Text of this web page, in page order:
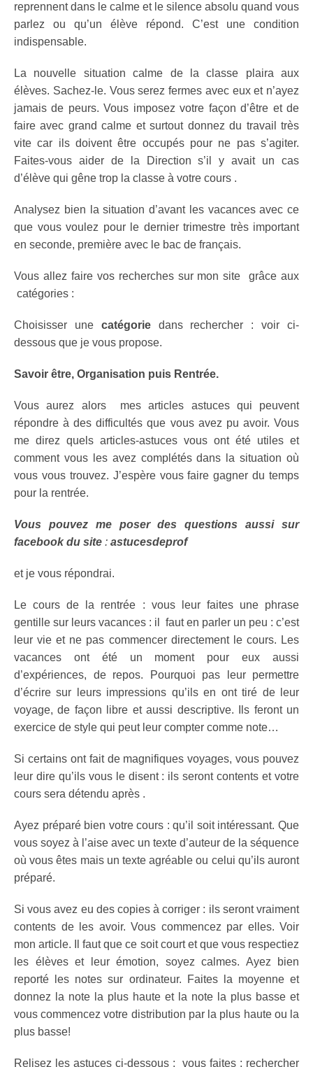
reprennent dans le calme et le silence absolu quand vous
parlez ou qu’un élève répond. C’est une condition
indispensable.
La nouvelle situation calme de la classe plaira aux
élèves. Sachez-le. Vous serez fermes avec eux et n’ayez
jamais de peurs. Vous imposez votre façon d’être et de
faire avec grand calme et surtout donnez du travail très
vite car ils doivent être occupés pour ne pas s’agiter.
Faites-vous aider de la Direction s’il y avait un cas
d’élève qui gêne trop la classe à votre cours .
Analysez bien la situation d’avant les vacances avec ce
que vous voulez pour le dernier trimestre très important
en seconde, première avec le bac de français.
Vous allez faire vos recherches sur mon site grâce aux
catégories :
Choisisser une catégoriedans rechercher : voir ci-
dessous que je vous propose.
Savoir être, Organisation puis Rentrée.
Vous aurez alors mes articles astuces qui peuvent
répondre à des difficultés que vous avez pu avoir. Vous
me direz quels articles-astuces vous ont été utiles et
comment vous les avez complétés dans la situation où
vous vous trouvez. J’espère vous faire gagner du temps
pour la rentrée.
Vous pouvez me poser des questions aussi sur
facebook du site : astucesdeprof
et je vous répondrai.
Le cours de la rentrée : vous leur faites une phrase
gentille sur leurs vacances : il faut en parler un peu : c’est
leur vie et ne pas commencer directement le cours. Les
vacances ont été un moment pour eux aussi
d’expériences, de repos. Pourquoi pas leur permettre
d’écrire sur leurs impressions qu’ils en ont tiré de leur
voyage, de façon libre et aussi descriptive. Ils feront un
exercice de style qui peut leur compter comme note…
Si certains ont fait de magnifiques voyages, vous pouvez
leur dire qu’ils vous le disent : ils seront contents et votre
cours sera détendu après .
Ayez préparé bien votre cours : qu’il soit intéressant. Que
vous soyez à l’aise avec un texte d’auteur de la séquence
où vous êtes mais un texte agréable ou celui qu’ils auront
préparé.
Si vous avez eu des copies à corriger : ils seront vraiment
contents de les avoir. Vous commencez par elles. Voir
mon article. Il faut que ce soit court et que vous respectiez
les élèves et leur émotion, soyez calmes. Ayez bien
reporté les notes sur ordinateur. Faites la moyenne et
donnez la note la plus haute et la note la plus basse et
vous commencez votre distribution par la plus haute ou la
plus basse!
Relisez les astuces ci-dessous : vous faites : rechercher